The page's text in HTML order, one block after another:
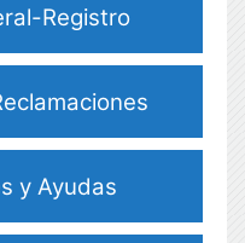
Registro
y Ayudas